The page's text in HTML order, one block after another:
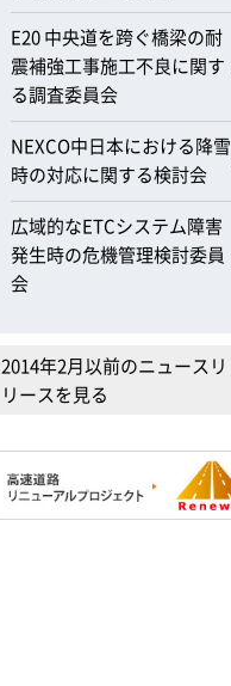
E20 中央道を跨ぐ橋梁の耐
震補強工事施工不良に関す
る調査委員会
NEXCO中日本における降雪
時の対応に関する検討会
広域的なETCシステム障害
発生時の危機管理検討委員
会
2014年2月以前のニュースリ
リースを見る